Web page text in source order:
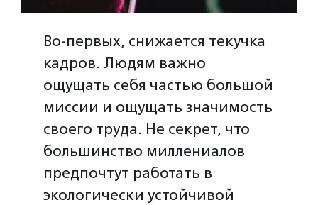
Во-первых, снижается текучка
кадров. Людям важно
ощущать себя частью большой
миссии и ощущать значимость
своего труда. Не секрет, что
большинство миллениалов
предпочтут работать в
экологически устойчивой